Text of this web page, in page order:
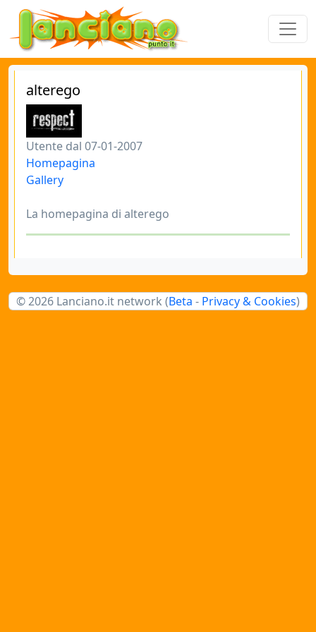
alterego
Utente dal 07-01-2007
Homepagina
Gallery
La homepagina di alterego
© 2026 Lanciano.it network (Beta - Privacy & Cookies)